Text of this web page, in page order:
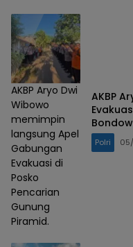
AKBP Aryo Dwi
Wibowo
memimpin
langsung Apel
Gabungan
Evakuasi di
Posko
Pencarian
Gunung
Piramid.
AKBP
Polri